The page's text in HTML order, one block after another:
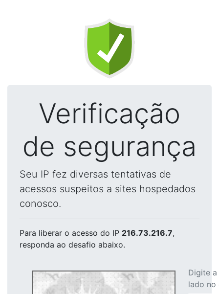
Verificação
de segurança
Seu IP fez diversas tentativas de
acessos suspeitos a sites hospedados
conosco.
Para liberar o acesso do IP 216.73.216.7,
responda ao desafio abaixo.
Digite
lado no